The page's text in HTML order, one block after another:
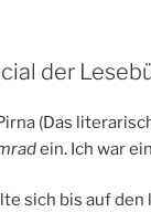
der
(Das
ein. Ich war
sich bis auf den